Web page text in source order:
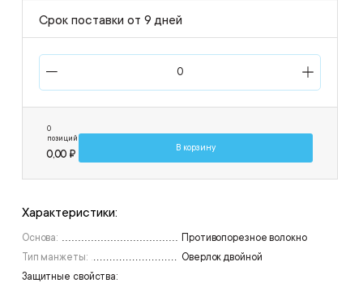
Срок поставки от 9 дней
0
позиций
0,00 ₽
В корзину
Характеристики:
Основа:
Противопорезное волокно
Тип манжеты:
Оверлок двойной
Защитные свойства: